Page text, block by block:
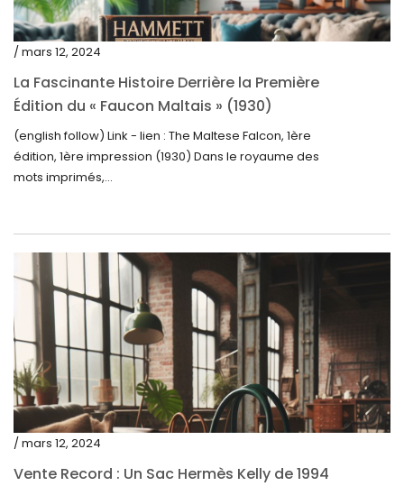
juin 2023
mai 2023
avril 2023
mars 2023
février 2023
janvier 2023
novembre 2022
octobre 2022
septembre 2022
août 2022
juillet 2022
juin 2022
mai 2022
avril 2022
/ mars 12, 2024
La Fascinante Histoire Derrière la Première
Édition du « Faucon Maltais » (1930)
(english follow) Link - lien : The Maltese Falcon, 1ère
édition, 1ère impression (1930) Dans le royaume des
mots imprimés,...
/ mars 12, 2024
Vente Record : Un Sac Hermès Kelly de 1994